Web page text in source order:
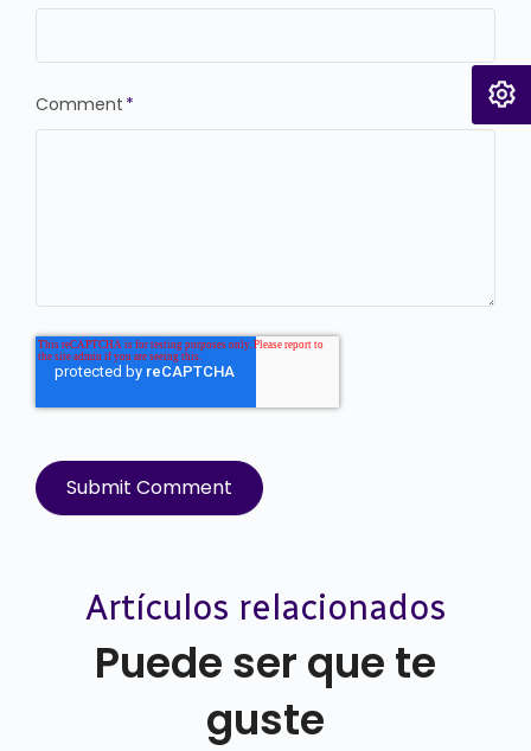
Comment *
Artículos relacionados
Puede ser que te
guste